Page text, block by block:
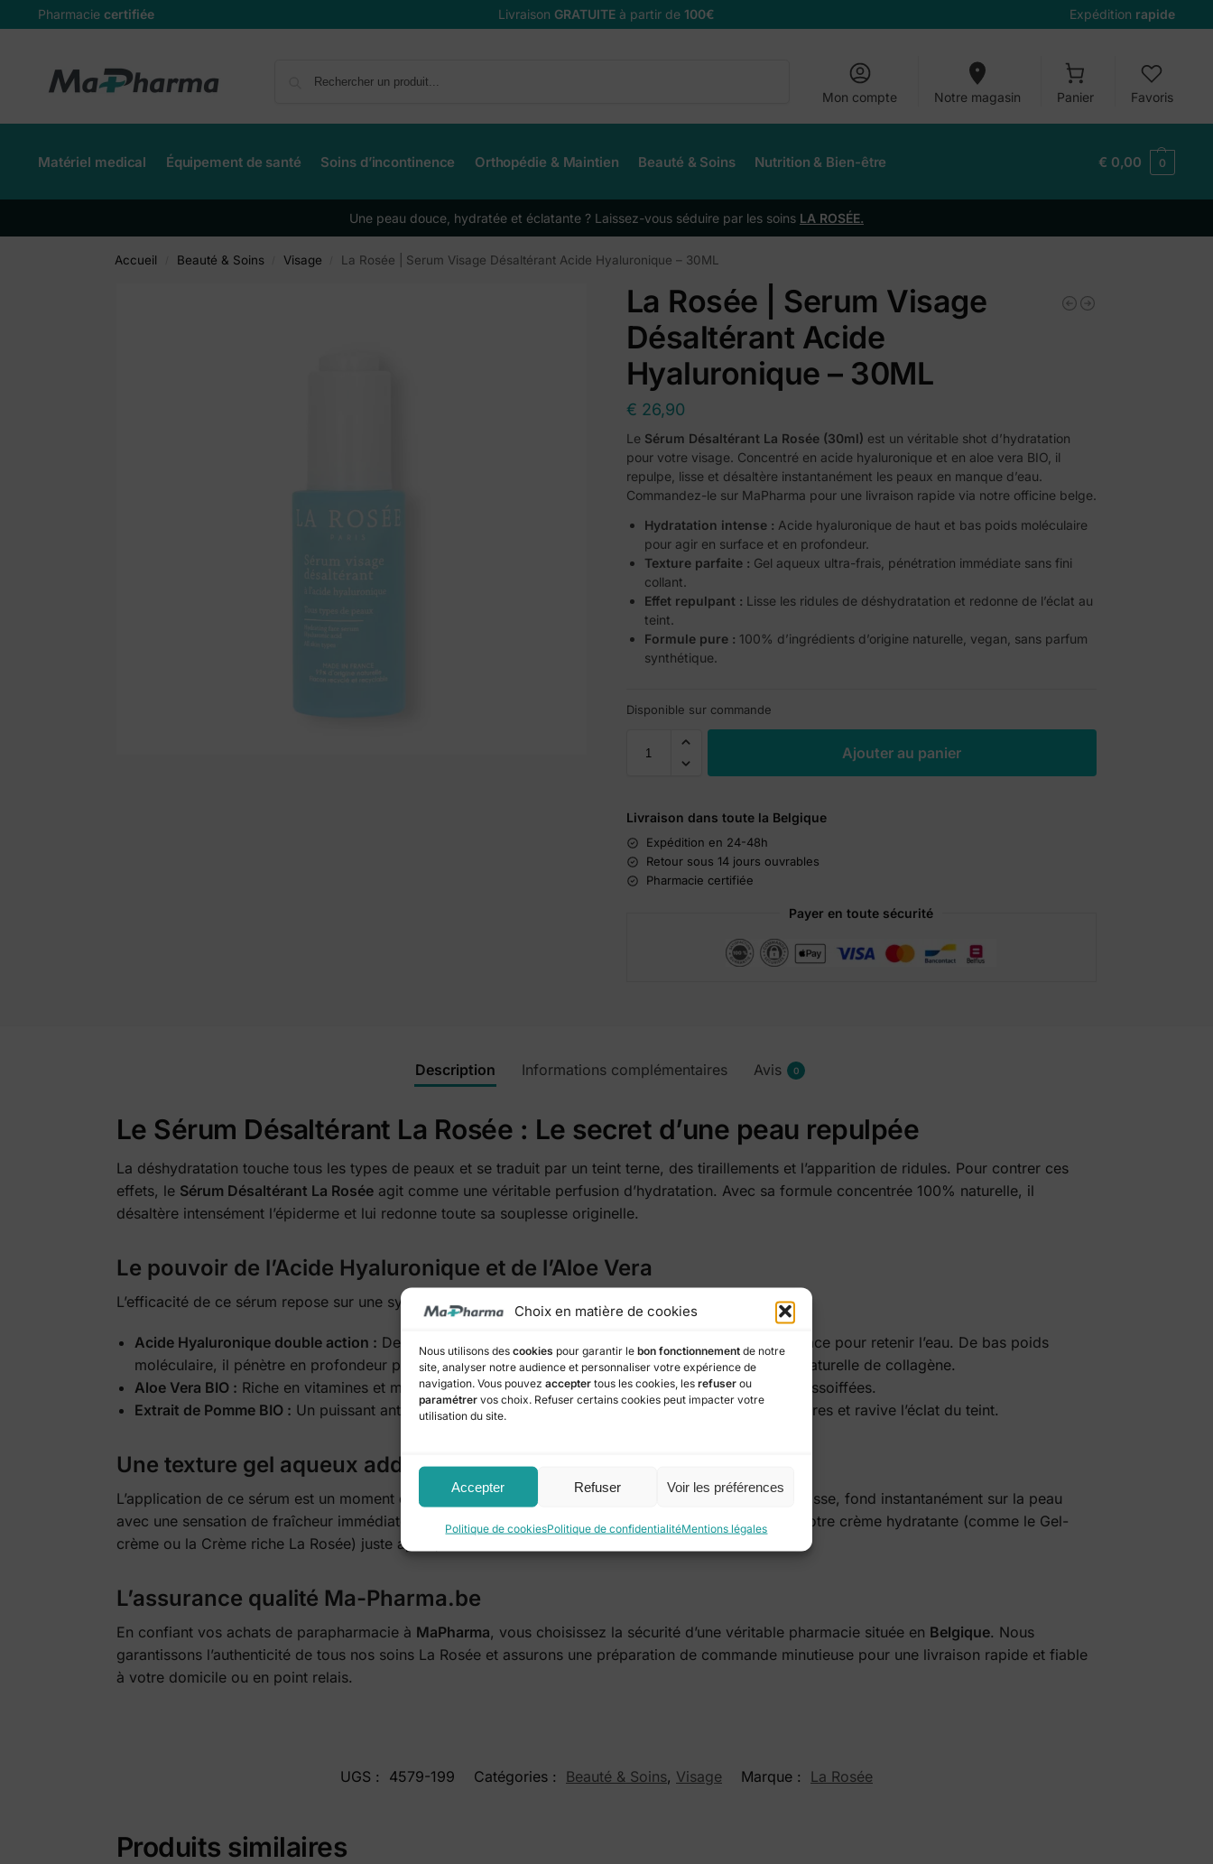
Choix en matière de cookies
Nous utilisons des cookies pour garantir le bon fonctionnement de notre
site, analyser notre audience et personnaliser votre expérience de
navigation. Vous pouvez accepter tous les cookies, les refuser ou
paramétrer vos choix. Refuser certains cookies peut impacter votre
utilisation du site.
Accepter Refuser Voir les préférences
Politique de cookiesPolitique de confidentialitéMentions légales
Pharmacie certifiée Livraison GRATUITE à partir de 100€ Expédition rapide
Mon compte Notre magasin Panier Favoris
Matériel medical Équipement de santé Soins d’incontinence Orthopédie & Maintien Beauté & Soins Nutrition & Bien-être € 0,00 0
Une peau douce, hydratée et éclatante ? Laissez-vous séduire par les soins LA ROSÉE.
Accueil Beauté & Soins Visage La Rosée | Serum Visage Désaltérant Acide Hyaluronique – 30ML
La Rosée | Serum Visage
Désaltérant Acide
Hyaluronique – 30ML
€ 26,90
Le Sérum Désaltérant La Rosée (30ml) est un véritable shot d’hydratation
pour votre visage. Concentré en acide hyaluronique et en aloe vera BIO, il
repulpe, lisse et désaltère instantanément les peaux en manque d’eau.
Commandez-le sur MaPharma pour une livraison rapide via notre officine belge.
Hydratation intense : Acide hyaluronique de haut et bas poids moléculaire
pour agir en surface et en profondeur.
Texture parfaite : Gel aqueux ultra-frais, pénétration immédiate sans fini
collant.
Effet repulpant : Lisse les ridules de déshydratation et redonne de l’éclat au
teint.
Formule pure : 100% d’ingrédients d’origine naturelle, vegan, sans parfum
synthétique.
Disponible sur commande
Ajouter au panier
Livraison dans toute la Belgique
Expédition en 24-48h
Retour sous 14 jours ouvrables
Pharmacie certifiée
Payer en toute sécurité
Description Informations complémentaires Avis 0
Le Sérum Désaltérant La Rosée : Le secret d’une peau repulpée
La déshydratation touche tous les types de peaux et se traduit par un teint terne, des tiraillements et l’apparition de ridules. Pour contrer ces
effets, le Sérum Désaltérant La Roséeagit comme une véritable perfusion d’hydratation. Avec sa formule concentrée 100% naturelle, il
désaltère intensément l’épiderme et lui redonne toute sa souplesse originelle.
Le pouvoir de l’Acide Hyaluronique et de l’Aloe Vera
L’efficacité de ce sérum repose sur une synergie d’actifs hautement performants :
Acide Hyaluronique double action : De haut poids moléculaire, il forme un film protecteur à la surface pour retenir l’eau. De bas poids
moléculaire, il pénètre en profondeur pour repulper la peau de l’intérieur et stimuler la production naturelle de collagène.
Aloe Vera BIO : Riche en vitamines et minéraux, il apaise, répare et hydrate intensément les peaux assoiffées.
Extrait de Pomme BIO : Un puissant antioxydant naturel qui protège la peau des agressions extérieures et ravive l’éclat du teint.
Une texture gel aqueux addictive
L’application de ce sérum est un moment de pur plaisir. Sa texture gel aqueuse, ultra-légère et non grasse, fond instantanément sur la peau
avec une sensation de fraîcheur immédiate. Il ne laisse aucun film collant, ce qui permet d’appliquer votre crème hydratante (comme le Gel-
crème ou la Crème riche La Rosée) juste après, sans attendre.
L’assurance qualité Ma-Pharma.be
En confiant vos achats de parapharmacie à MaPharma, vous choisissez la sécurité d’une véritable pharmacie située en Belgique. Nous
garantissons l’authenticité de tous nos soins La Rosée et assurons une préparation de commande minutieuse pour une livraison rapide et fiable
à votre domicile ou en point relais.
UGS : 4579-199 Catégories : Beauté & Soins, Visage Marque : La Rosée
Produits similaires